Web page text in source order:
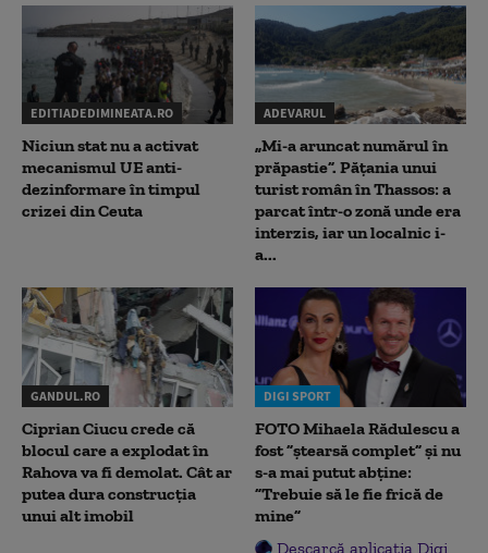
EDITIADEDIMINEATA.RO
Niciun stat nu a activat
mecanismul UE anti-
dezinformare în timpul
crizei din Ceuta
ADEVARUL
„Mi-a aruncat numărul în
prăpastie”. Pățania unui
turist român în Thassos: a
parcat într-o zonă unde era
interzis, iar un localnic i-
a...
GANDUL.RO
Ciprian Ciucu crede că
blocul care a explodat în
Rahova va fi demolat. Cât ar
putea dura construcția
unui alt imobil
DIGI SPORT
FOTO Mihaela Rădulescu a
fost ”ștearsă complet” și nu
s-a mai putut abține:
”Trebuie să le fie frică de
mine”
Descarcă aplicația Digi